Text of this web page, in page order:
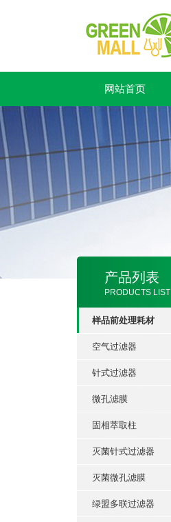
网站首页
产品列表
PRODUCTS LIST
样品前处理耗材
空气过滤器
针式过滤器
微孔滤膜
固相萃取柱
灭菌针式过滤器
灭菌微孔滤膜
绿盟多联过滤器